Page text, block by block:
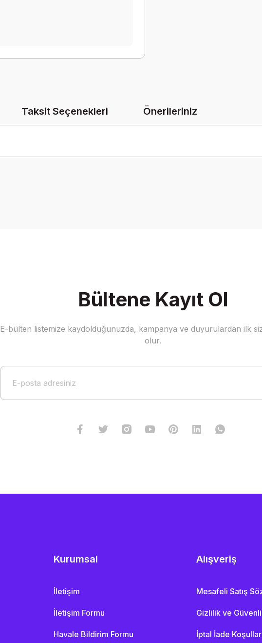
Taksit Seçenekleri Önerileriniz
Gönder
Bültene Kayıt Ol
E-bülten listemize kaydolduğunuzda, kampanya ve duyurulardan ilk
olur.
Kurumsal
İletişim
İletişim Formu
Havale Bildirim Formu
Alışveriş
Mesafeli Satış
Gizlilik ve
İptal İade